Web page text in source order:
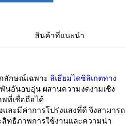
สินค้าที่แนะนำ
ลักษณ์เฉพาะ ลิเธียมไดซิลิเกตทาง
นอันอบอุ่น ผสานความงดงามเชิง
ที่เชื่อถือได้
ละมีค่าการโปร่งแสงที่ดี จึงสามารถ
ทธิภาพการใช้งานและความน่า